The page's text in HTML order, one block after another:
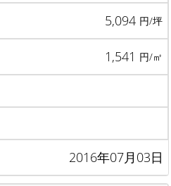
5,094 円/坪
1,541 円/㎡
2016年07月03日